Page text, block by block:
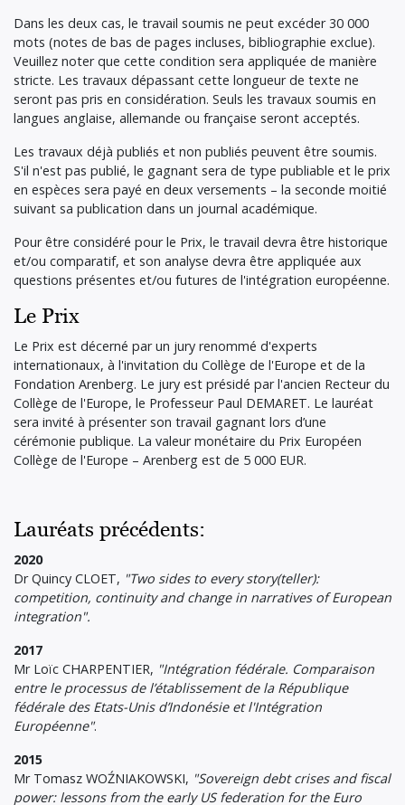
Dans les deux cas, le travail soumis ne peut excéder 30 000
mots (notes de bas de pages incluses, bibliographie exclue).
Veuillez noter que cette condition sera appliquée de manière
stricte. Les travaux dépassant cette longueur de texte ne
seront pas pris en considération. Seuls les travaux soumis en
langues anglaise, allemande ou française seront acceptés.
Les travaux déjà publiés et non publiés peuvent être soumis.
S'il n'est pas publié, le gagnant sera de type publiable et le prix
en espèces sera payé en deux versements – la seconde moitié
suivant sa publication dans un journal académique.
Pour être considéré pour le Prix, le travail devra être historique
et/ou comparatif, et son analyse devra être appliquée aux
questions présentes et/ou futures de l'intégration européenne.
Le Prix
Le Prix est décerné par un jury renommé d'experts
internationaux, à l'invitation du Collège de l'Europe et de la
Fondation Arenberg. Le jury est présidé par l'ancien Recteur du
Collège de l'Europe, le Professeur Paul DEMARET. Le lauréat
sera invité à présenter son travail gagnant lors d’une
cérémonie publique. La valeur monétaire du Prix Européen
Collège de l'Europe – Arenberg est de 5 000 EUR.
Lauréats précédents:
2020
Dr Quincy CLOET, "Two sides to every story(teller):
competition, continuity and change in narratives of European
integration".
2017
Mr Loïc CHARPENTIER, "Intégration fédérale. Comparaison
entre le processus de l’établissement de la République
fédérale des Etats-Unis d’Indonésie et l'Intégration
Européenne".
2015
Mr Tomasz WOŹNIAKOWSKI, "Sovereign debt crises and fiscal
power: lessons from the early US federation for the Euro